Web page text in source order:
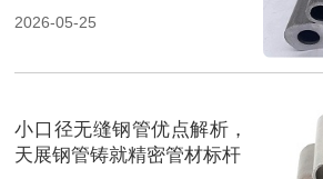
2026-05-25
小口径无缝钢管优点解析，
天展钢管铸就精密管材标杆